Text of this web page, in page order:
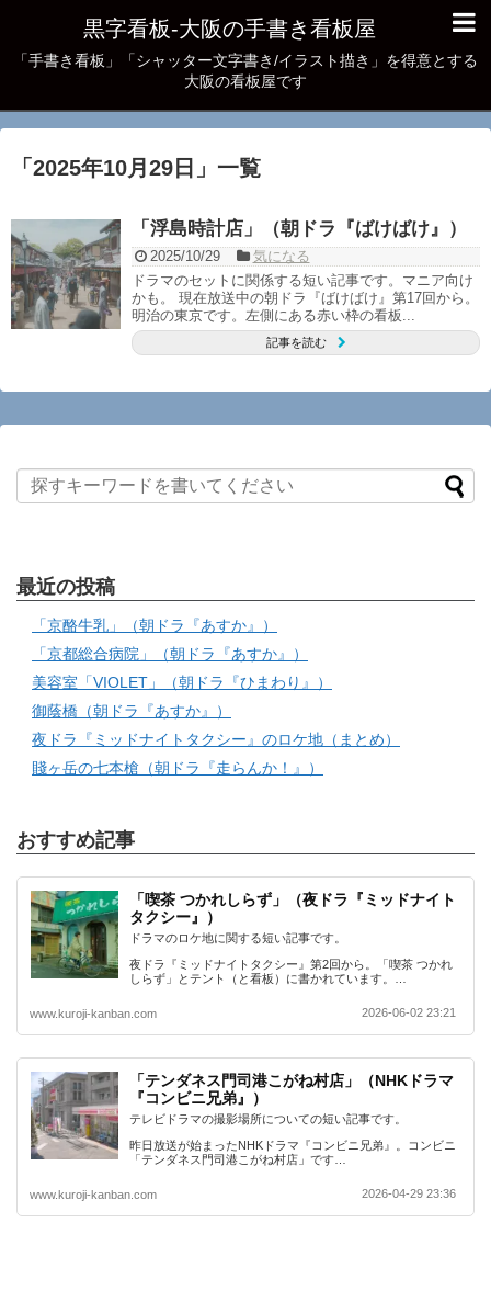
黒字看板‐大阪の手書き看板屋
「手書き看板」「シャッター文字書き/イラスト描き」を得意とする
大阪の看板屋です
「 2025年10月29日 」 一覧
「浮島時計店」（朝ドラ『ばけばけ』）
2025/10/29
気になる
ドラマのセットに関係する短い記事です。マニア向け
かも。 現在放送中の朝ドラ『ばけばけ』第17回から。
明治の東京です。左側にある赤い枠の看板...
記事を読む
最近の投稿
「京酪牛乳」（朝ドラ『あすか』）
「京都総合病院」（朝ドラ『あすか』）
美容室「VIOLET」（朝ドラ『ひまわり』）
御蔭橋（朝ドラ『あすか』）
夜ドラ『ミッドナイトタクシー』のロケ地（まとめ）
賤ヶ岳の七本槍（朝ドラ『走らんか！』）
おすすめ記事
「喫茶 つかれしらず」（夜ドラ『ミッドナイト
タクシー』）
ドラマのロケ地に関する短い記事です。
夜ドラ『ミッドナイトタクシー』第2回から。「喫茶 つかれ
しらず」とテント（と看板）に書かれています。…
www.kuroji-kanban.com 2026-06-02 23:21
「テンダネス門司港こがね村店」（NHKドラマ
『コンビニ兄弟』）
テレビドラマの撮影場所についての短い記事です。
昨日放送が始まったNHKドラマ『コンビニ兄弟』。コンビニ
「テンダネス門司港こがね村店」です…
www.kuroji-kanban.com 2026-04-29 23:36